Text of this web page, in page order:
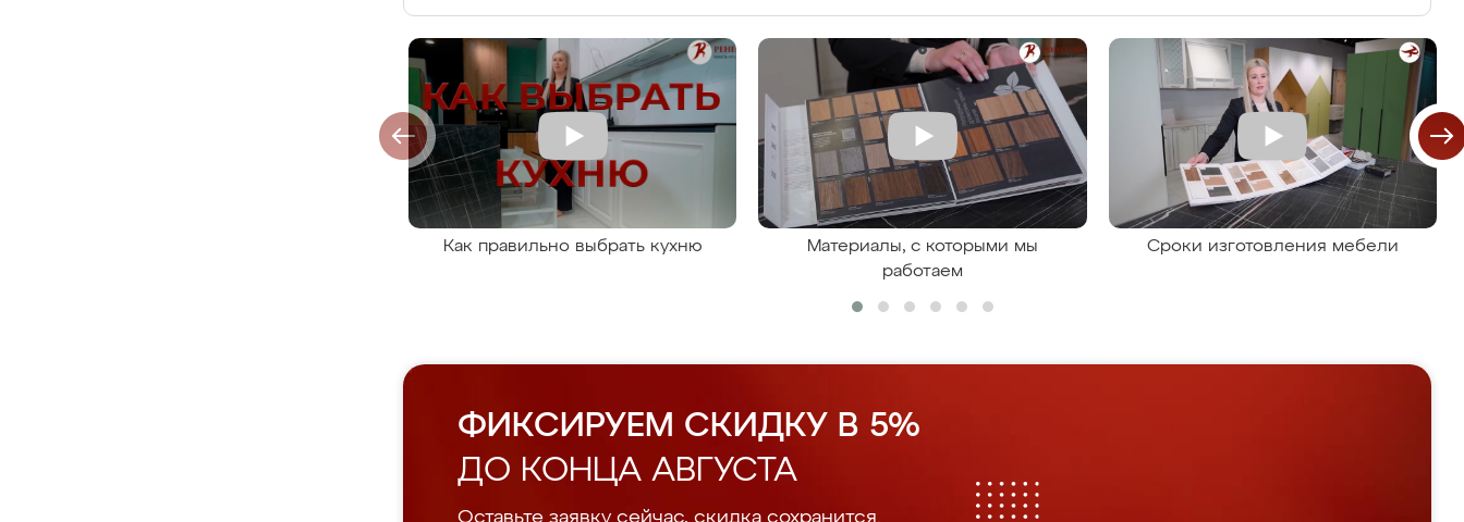
Как правильно выбрать кухню
Материалы, с которыми мы
работаем
Сроки изготовления мебели
ФИКСИРУЕМ СКИДКУ В 5%
ДО КОНЦА АВГУСТА
Оставьте заявку сейчас, скидка сохранится.